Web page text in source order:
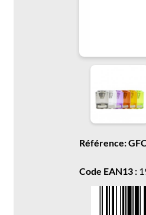
Référence:
Code EAN13 :